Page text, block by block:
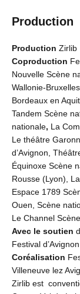
Production
Production Zirlib
Coproduction
Nouvelle Scène
Wallonie-
Bordeaux en
Tandem Scène
nationale, La
Le théâtre
d’Avignon,
Équinoxe Scène
Rousse (Lyon),
Espace 1789
Ouen, Scène
Le Channel
Avec le soutien
Festival
Coréalisation
Villeneuve lez
Zirlib est